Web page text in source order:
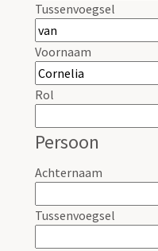
Tussenvoegsel
Voornaam
Rol
Persoon
Achternaam
Tussenvoegsel